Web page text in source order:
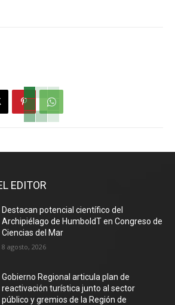
EDITOR
Destacan potencial científico del
Archipiélago de HumboldT en Congreso de
Ciencias del Mar
8 agosto, 2026
Gobierno Regional articula plan de
reactivación turística junto al sector
público y gremios de la Región de